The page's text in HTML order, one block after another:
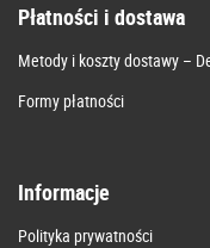
Płatności i dostawa
Metody i koszty dostawy –
Formy płatności
Informacje
Polityka prywatności